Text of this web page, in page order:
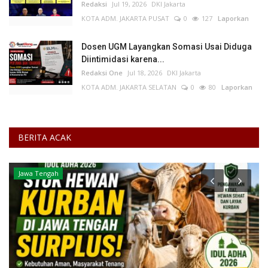
Redaksi Jul 19, 2026 DKI Jakarta
KOTA ADM. JAKARTA PUSAT
0 127 Laporkan
Dosen UGM Layangkan Somasi Usai Diduga
Diintimidasi karena...
Redaksi One Jul 18, 2026 DKI Jakarta
KOTA ADM. JAKARTA SELATAN
0 80 Laporkan
BERITA ACAK
Keamanan